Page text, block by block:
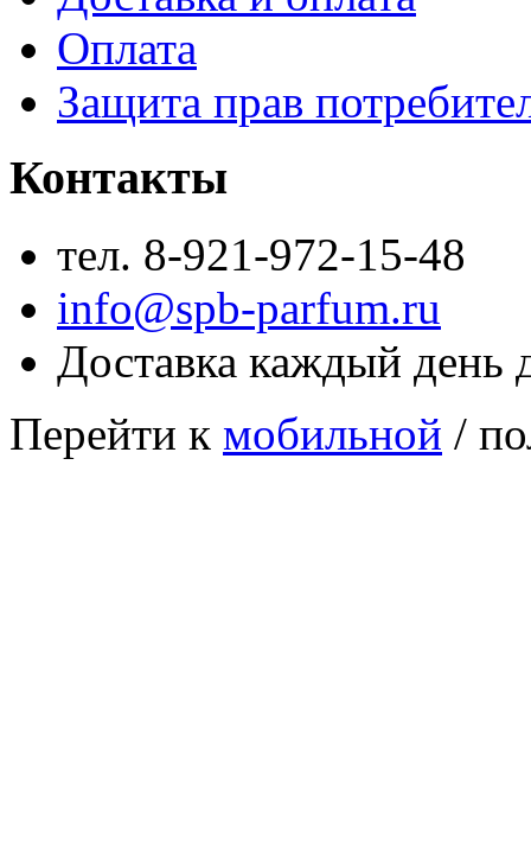
Оплата
Защита прав
Контакты
тел. 8-921-972-15-48
info@spb-parfum.ru
Доставка каждый день
Перейти к мобильной /